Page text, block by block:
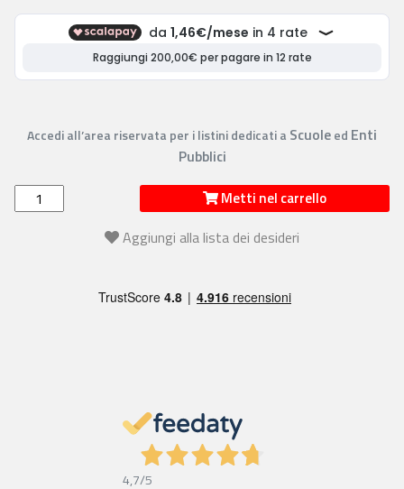
Accedi all’area riservata per i listini dedicati a Scuoleed Enti
Pubblici
Metti nel carrello
Aggiungi alla lista dei desideri
4,7/5